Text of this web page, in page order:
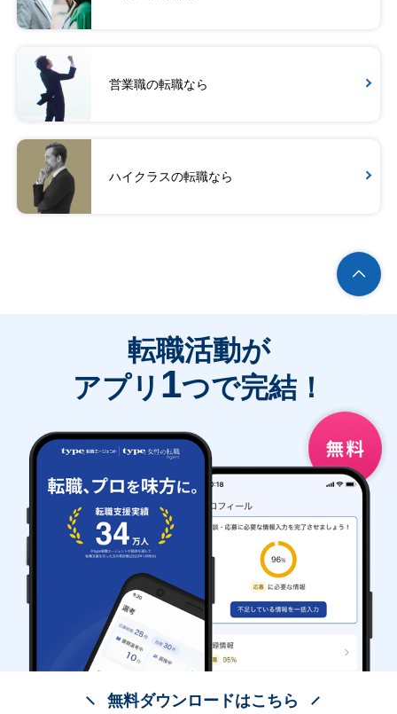
営業職の転職なら
ハイクラスの転職なら
転職活動が
アプリ 1つで完結！
無料ダウンロードはこちら